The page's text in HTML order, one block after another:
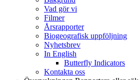
Vad gör vi
Filmer
Årsrapporter
Biogeografisk uppföljning
Nyhetsbrev
In English
Butterfly Indicators
Kontakta oss